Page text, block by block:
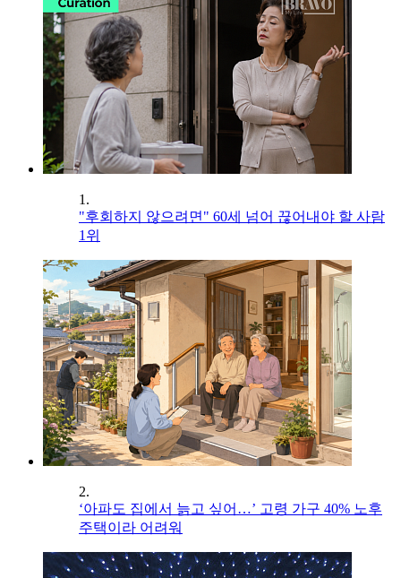
1.
"후회하지 않으려면" 60세 넘어 끊어내야 할 사람
1위
2.
‘아파도 집에서 늙고 싶어…’ 고령 가구 40% 노후
주택이라 어려워